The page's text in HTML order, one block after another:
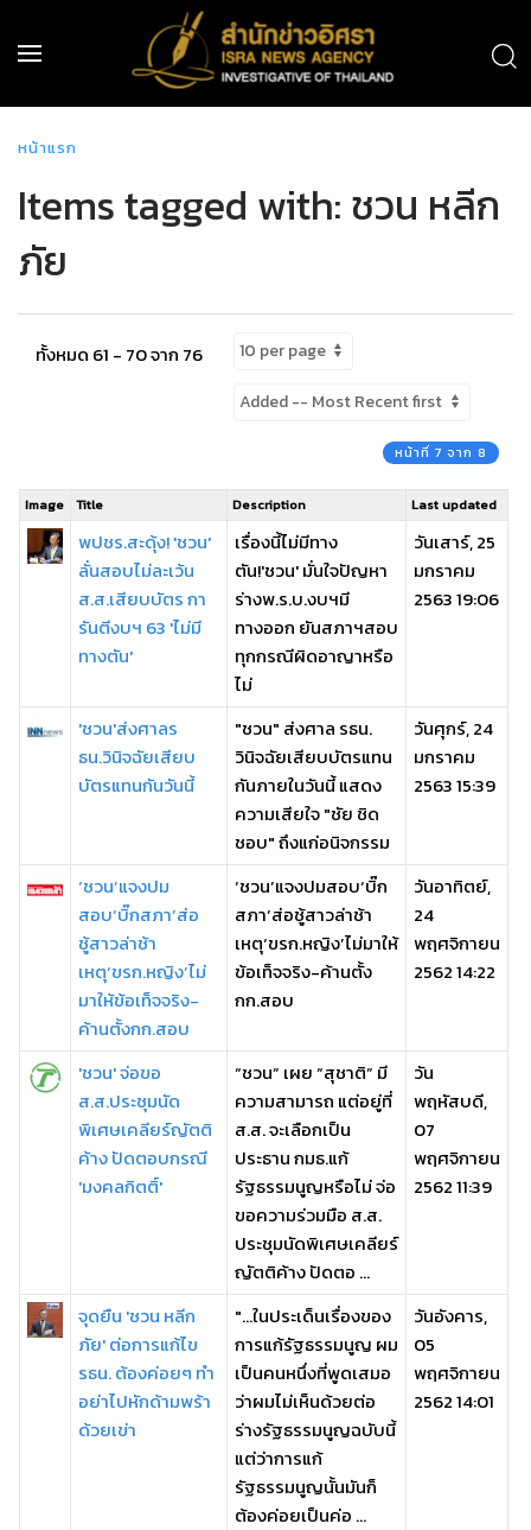
หน้าแรก
Items tagged with: ชวน หลีก
ภัย
ทั้งหมด 61 - 70 จาก 76
หน้าที่ 7 จาก 8
Image Title Description Last updated
พปชร.สะดุ้ง! 'ชวน'
ลั่นสอบไม่ละเว้น
ส.ส.เสียบบัตร กา
รันตีงบฯ 63 'ไม่มี
ทางตัน'
เรื่องนี้ไม่มีทาง
ตัน!'ชวน' มั่นใจปัญหา
ร่างพ.ร.บ.งบฯมี
ทางออก ยันสภาฯสอบ
ทุกกรณีผิดอาญาหรือ
ไม่
วันเสาร์, 25
มกราคม
2563 19:06
'ชวน'ส่งศาลร
ธน.วินิจฉัยเสียบ
บัตรแทนกันวันนี้
"ชวน" ส่งศาล รธน.
วินิจฉัยเสียบบัตรแทน
กันภายในวันนี้ แสดง
ความเสียใจ "ชัย ชิด
ชอบ" ถึงแก่อนิจกรรม
วันศุกร์, 24
มกราคม
2563 15:39
‘ชวน’แจงปม
สอบ‘บิ๊กสภา’ส่อ
ชู้สาวล่าช้า
เหตุ‘ขรก.หญิง’ไม่
มาให้ข้อเท็จจริง-
ค้านตั้งกก.สอบ
‘ชวน’แจงปมสอบ‘บิ๊ก
สภา’ส่อชู้สาวล่าช้า
เหตุ‘ขรก.หญิง’ไม่มาให้
ข้อเท็จจริง-ค้านตั้ง
กก.สอบ
วันอาทิตย์,
24
พฤศจิกายน
2562 14:22
'ชวน' จ่อขอ
ส.ส.ประชุมนัด
พิเศษเคลียร์ญัตติ
ค้าง ปัดตอบกรณี
'มงคลกิตติ์'
“ชวน” เผย “สุชาติ” มี
ความสามารถ แต่อยู่ที่
ส.ส. จะเลือกเป็น
ประธาน กมธ.แก้
รัฐธรรมนูญหรือไม่ จ่อ
ขอความร่วมมือ ส.ส.
ประชุมนัดพิเศษเคลียร์
ญัตติค้าง ปัดตอ ...
วัน
พฤหัสบดี,
07
พฤศจิกายน
2562 11:39
จุดยืน 'ชวน หลีก
ภัย' ต่อการแก้ไข
รธน. ต้องค่อยๆ ทำ
อย่าไปหักด้ามพร้า
ด้วยเข่า
"...ในประเด็นเรื่องของ
การแก้รัฐธรรมนูญ ผม
เป็นคนหนึ่งที่พูดเสมอ
ว่าผมไม่เห็นด้วยต่อ
ร่างรัฐธรรมนูญฉบับนี้
แต่ว่าการแก้
รัฐธรรมนูญนั้นมันก็
ต้องค่อยเป็นค่อ ...
วันอังคาร,
05
พฤศจิกายน
2562 14:01